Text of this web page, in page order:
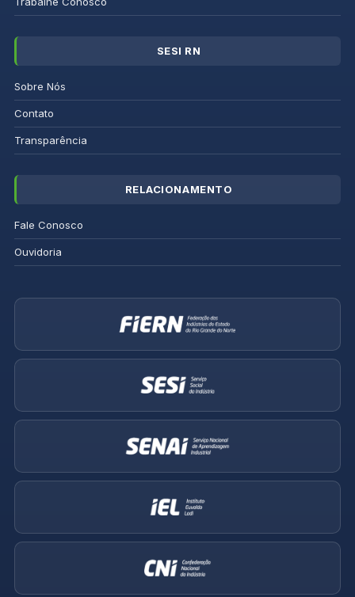
SESI RN
Sobre Nós
Contato
Transparência
RELACIONAMENTO
Fale Conosco
Ouvidoria